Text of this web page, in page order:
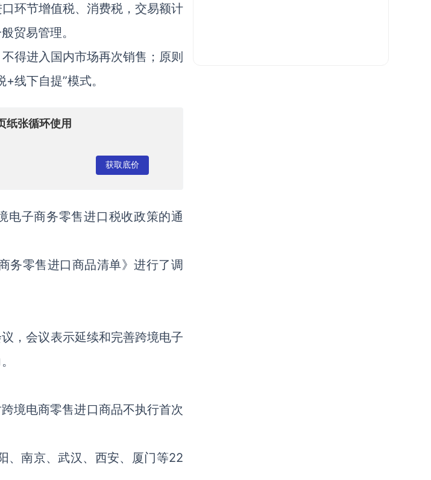
环节增值税、消费税，交易额计
贸易管理。
得进入国内市场再次销售；原则
线下自提”模式。
纸张循环使用
获取底价
电子商务零售进口税收政策的通
务零售进口商品清单》进行了调
，会议表示延续和完善跨境电子
境电商零售进口商品不执行首次
、南京、武汉、西安、厦门等22